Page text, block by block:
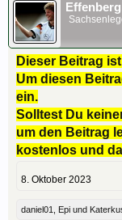
Effenberg
Dieser Beitrag
Um diesen
ein.
Solltest Du
um den Beitrag
kostenlos und
8. Oktober 2023
daniel01 Epi und